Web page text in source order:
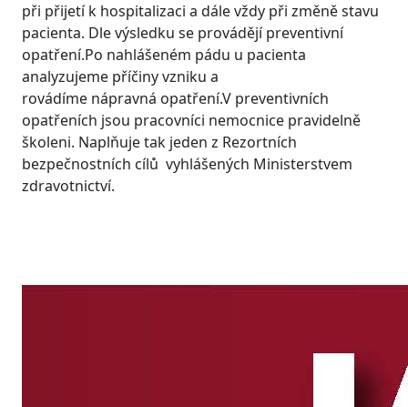
při přijetí k hospitalizaci a dále vždy při změně stavu
pacienta. Dle výsledku se provádějí preventivní
opatření.Po nahlášeném pádu u pacienta
analyzujeme příčiny vzniku a
rovádíme nápravná opatření.V preventivních
opatřeních jsou pracovníci nemocnice pravidelně
školeni. Naplňuje tak jeden z Rezortních
bezpečnostních cílů vyhlášených Ministerstvem
zdravotnictví.